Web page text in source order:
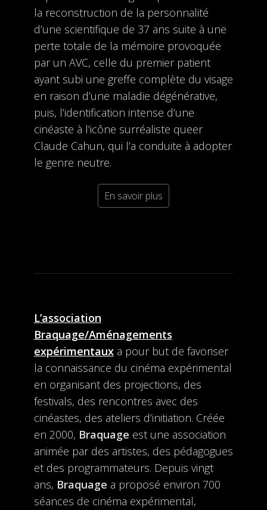
la reconstruction de la personnalité
d’une scientifique de 37 ans suite à une
perte totale de la mémoire provoquée
par un AVC, celle du premier patient
ayant subi une greffe complète du visage
en raison d’une maladie dégénérative,
puis, l’identification intense d’une
cinéaste à l’icône surréaliste queer
Claude Cahun, qui l’a conduite à adopter
le genre neutre.
En savoir plus
L’association
Braquage/Aménagements
expérimentauxa pour but de favoriser
la connaissance du cinéma expérimental
en organisant des projections, des
festivals, des rencontres avec des
cinéastes, des ateliers d’initiation. Créée
en 2000, Braquage est une association
animée par des artistes, des pédagogues
et des programmateurs. Depuis vingt
ans, Braquage a proposé environ 700
séances de cinéma expérimental,